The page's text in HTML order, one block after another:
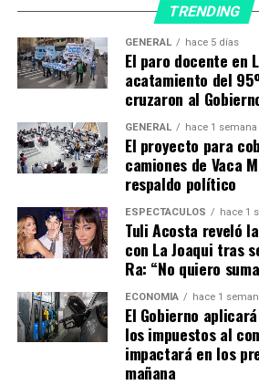
en un intento de controlar la
devaluado mercado de cambios.
Una tasa real positiva es uno de los
entre Argentina y el Fondo
(FMI) en un último acuerdo.
TEMAS RELACIONADOS:
Eslovaquia cederá su flota de 13
soviéticos a Ucrania para que se
rusa
El gobernador Ziliotto creó una
el Código Procesal de Familia
TRENDING
GENERAL hace 5 días
El paro docente en
acatamiento del
cruzaron al
GENERAL hace 1 semana
El proyecto para
camiones de Vaca
respaldo político
ESPECTÁCULOS hace 1
Tuli Acosta reveló
con La Joaqui tras
Ra: “No quiero
ECONOMÍA hace 1
El Gobierno
los impuestos al
impactará en los
mañana